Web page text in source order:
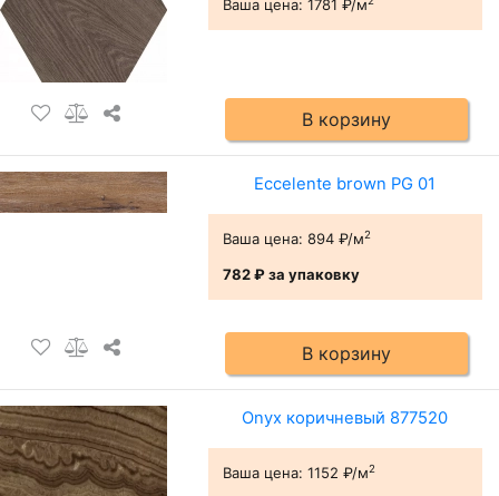
Ваша цена: 1781 ₽/м
В корзину
Eccelente brown PG 01
Ваша цена: 894 ₽/м2
782 ₽за упаковку
В корзину
Onyx коричневый 877520
Ваша цена: 1152 ₽/м2